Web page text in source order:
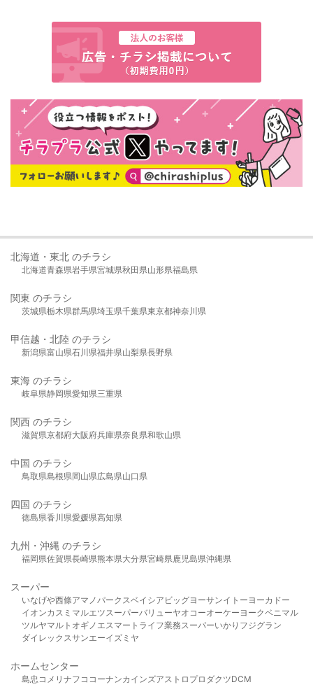
北海道・東北 のチラシ
北海道青森県岩手県宮城県秋田県山形県福島県
関東 のチラシ
茨城県栃木県群馬県埼玉県千葉県東京都神奈川県
甲信越・北陸 のチラシ
新潟県富山県石川県福井県山梨県長野県
東海 のチラシ
岐阜県静岡県愛知県三重県
関西 のチラシ
滋賀県京都府大阪府兵庫県奈良県和歌山県
中国 のチラシ
鳥取県島根県岡山県広島県山口県
四国 のチラシ
徳島県香川県愛媛県高知県
九州・沖縄 のチラシ
福岡県佐賀県長崎県熊本県大分県宮崎県鹿児島県沖縄県
スーパー
いなげや西條アマノパークスベイシア ビッグヨーサンイトーヨーカドー
イオンカスミ マルエツスーパーバリューヤオコーオーケー ヨークベニマル
ツルヤマルト オギノ エスマート ライフ業務スーパーいかり フジグラン
ダイレックスサンエーイズミヤ
ホームセンター
島忠 コメリ ナフコ コーナンカインズアストロプロダクツDCM